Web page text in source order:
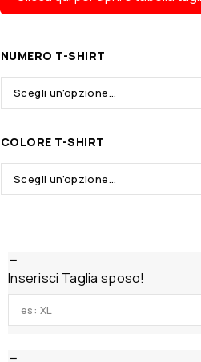
NUMERO T-SHIRT
COLORE T-SHIRT
Inserisci Taglia sposo!